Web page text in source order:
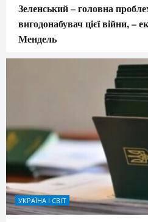
Зеленський – головна
вигодонабувач цієї війни, –
Мендель
УКРАЇНА І СВІТ